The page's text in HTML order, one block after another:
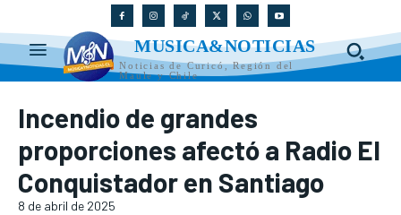
MUSICA&NOTICIAS
Noticias de Curicó, Región del
Maule y Chile
Incendio de grandes
proporciones afectó a Radio El
Conquistador en Santiago
8 de abril de 2025